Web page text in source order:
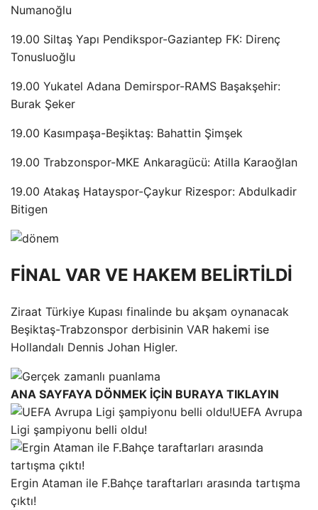
Numanoğlu
19.00 Siltaş Yapı Pendikspor-Gaziantep FK: Direnç
Tonusluoğlu
19.00 Yukatel Adana Demirspor-RAMS Başakşehir:
Burak Şeker
19.00 Kasımpaşa-Beşiktaş: Bahattin Şimşek
19.00 Trabzonspor-MKE Ankaragücü: Atilla Karaoğlan
19.00 Atakaş Hatayspor-Çaykur Rizespor: Abdulkadir
Bitigen
FİNAL VAR VE HAKEM BELİRTİLDİ
Ziraat Türkiye Kupası finalinde bu akşam oynanacak
Beşiktaş-Trabzonspor derbisinin VAR hakemi ise
Hollandalı Dennis Johan Higler.
ANA SAYFAYA DÖNMEK İÇİN BURAYA TIKLAYIN
UEFA Avrupa
Ligi şampiyonu belli oldu!
Ergin Ataman ile F.Bahçe taraftarları arasında tartışma
çıktı!